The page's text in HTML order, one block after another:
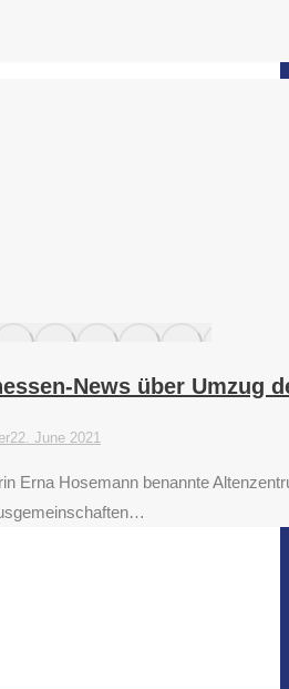
News über Umzug
22. June 2021
Erna Hosemann benannte